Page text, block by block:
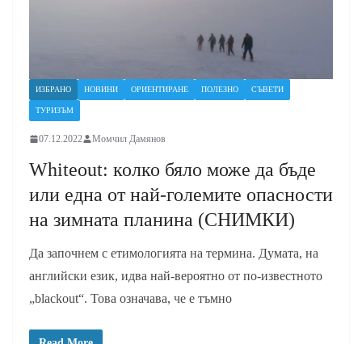
ИЗБРАНО НОВИНИ ОРИЕНТИРАНЕ ПОЛЕЗНО СЪВЕТИ
ТУРИЗЪМ
07.12.2022 Момчил Дамянов
Whiteout: колко бяло може да бъде
или една от най-големите опасности
на зимната планина (СНИМКИ)
Да започнем с етимологията на термина. Думата, на
английски език, идва най-вероятно от по-известното
„blackout“. Това означава, чe е тъмно